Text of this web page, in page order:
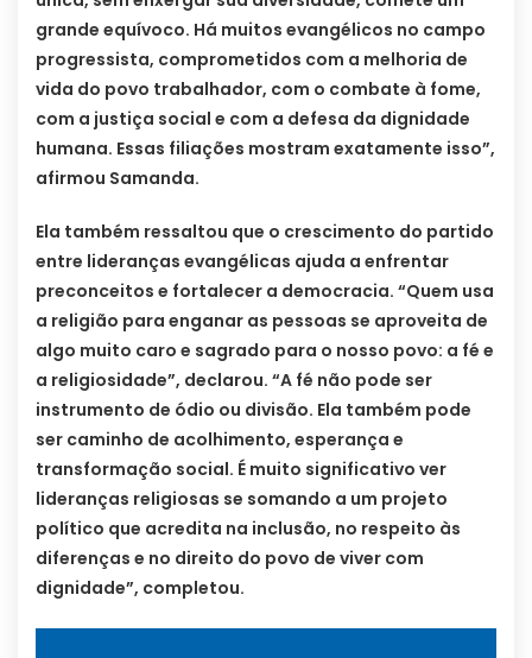
grande equívoco. Há muitos evangélicos no campo
progressista, comprometidos com a melhoria de
vida do povo trabalhador, com o combate à fome,
com a justiça social e com a defesa da dignidade
humana. Essas filiações mostram exatamente isso”,
afirmou Samanda.
Ela também ressaltou que o crescimento do partido
entre lideranças evangélicas ajuda a enfrentar
preconceitos e fortalecer a democracia. “Quem usa
a religião para enganar as pessoas se aproveita de
algo muito caro e sagrado para o nosso povo: a fé e
a religiosidade”, declarou. “A fé não pode ser
instrumento de ódio ou divisão. Ela também pode
ser caminho de acolhimento, esperança e
transformação social. É muito significativo ver
lideranças religiosas se somando a um projeto
político que acredita na inclusão, no respeito às
diferenças e no direito do povo de viver com
dignidade”, completou.